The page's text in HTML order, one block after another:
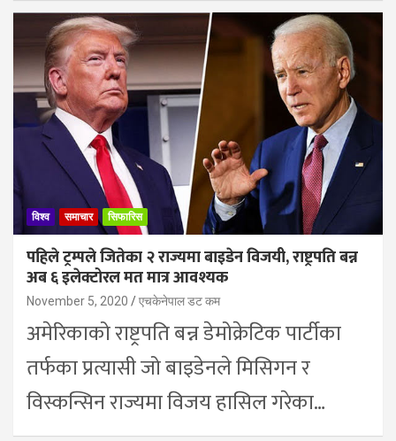
विश्व समाचार सिफारिस
पहिले ट्रम्पले जितेका २ राज्यमा बाइडेन विजयी, राष्ट्रपति बन्न
अब ६ इलेक्टोरल मत मात्र आवश्यक
November 5, 2020 एचकेनेपाल डट कम
अमेरिकाको राष्ट्रपति बन्न डेमोक्रेटिक पार्टीका
तर्फका प्रत्यासी जो बाइडेनले मिसिगन र
विस्कन्सिन राज्यमा विजय हासिल गरेका…